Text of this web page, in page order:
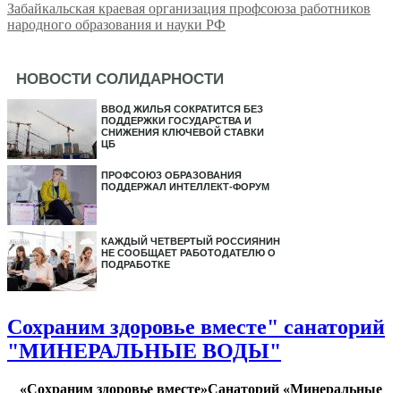
Забайкальская краевая организация профсоюза работников
народного образования и науки РФ
НОВОСТИ СОЛИДАРНОСТИ
ВВОД ЖИЛЬЯ СОКРАТИТСЯ БЕЗ
ПОДДЕРЖКИ ГОСУДАРСТВА И
СНИЖЕНИЯ КЛЮЧЕВОЙ СТАВКИ
ЦБ
ПРОФСОЮЗ ОБРАЗОВАНИЯ
ПОДДЕРЖАЛ ИНТЕЛЛЕКТ-ФОРУМ
КАЖДЫЙ ЧЕТВЕРТЫЙ РОССИЯНИН
НЕ СООБЩАЕТ РАБОТОДАТЕЛЮ О
ПОДРАБОТКЕ
Сохраним здоровье вместе" санаторий
"МИНЕРАЛЬНЫЕ ВОДЫ"
«Сохраним здоровье вместе»Санаторий «Минеральные